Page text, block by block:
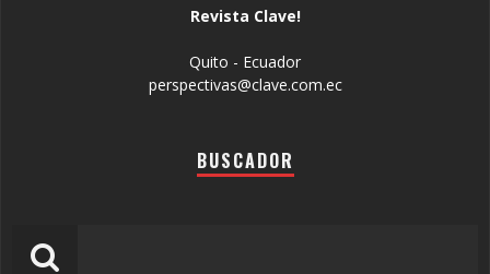
Revista Clave!
Quito - Ecuador
perspectivas@clave.com.ec
BUSCADOR